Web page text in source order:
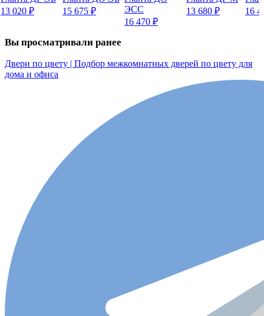
13 020 ₽
15 675 ₽
ЭСС
16 470 ₽
13 680 ₽
16
Вы просматривали ранее
Двери по цвету | Подбор межкомнатных дверей по цвету для
дома и офиса